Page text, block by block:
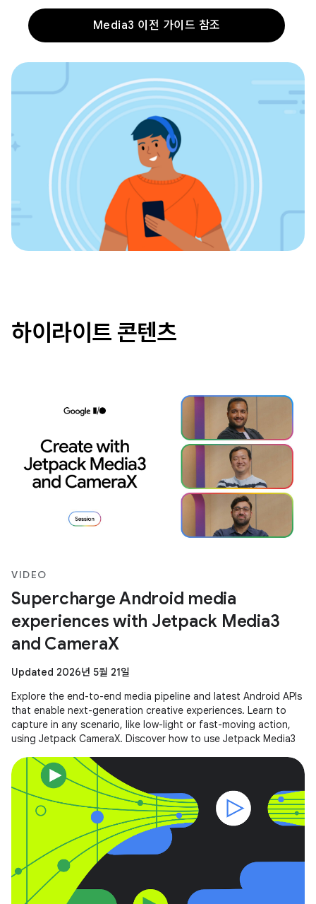
Media3 이전 가이드 참조
하이라이트 콘텐츠
VIDEO
Supercharge Android media
experiences with Jetpack Media3
and CameraX
Updated 2026년 5월 21일
Explore the end-to-end media pipeline and latest Android APIs
that enable next-generation creative experiences. Learn to
capture in any scenario, like low-light or fast-moving action,
using Jetpack CameraX. Discover how to use Jetpack Media3